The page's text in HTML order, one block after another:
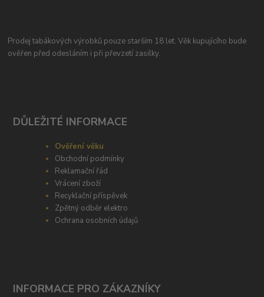
Prodej tabákových výrobků pouze starším 18 let. Věk kupujícího bude
ověřen před odesláním i při převzetí zasilky.
DŮLEŽITÉ INFORMACE
Ověření věku
Obchodní podmínky
Reklamační řád
Vrácení zboží
Recyklační příspěvek
Zpětný odběr elektro
Ochrana osobních údajů
INFORMACE PRO ZÁKAZNÍKY